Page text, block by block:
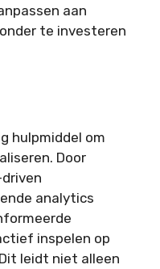
aan
te investeren
hulpmiddel om
Door
analytics
inspelen op
leidt niet alleen